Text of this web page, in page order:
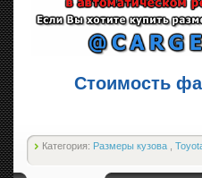
Стоимость
Категория: Размеры кузова